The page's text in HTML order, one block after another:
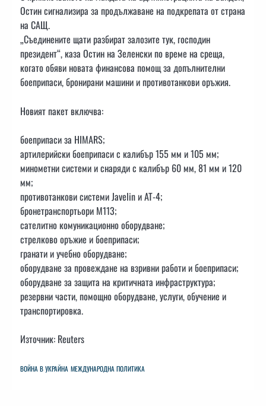
Остин сигнализира за продължаване на подкрепата от страна
на САЩ.
„Съединените щати разбират залозите тук, господин
президент“, каза Остин на Зеленски по време на среща,
когато обяви новата финансова помощ за допълнителни
боеприпаси, бронирани машини и противотанкови оръжия.
Новият пакет включва:
боеприпаси за HIMARS;
артилерийски боеприпаси с калибър 155 мм и 105 мм;
минометни системи и снаряди с калибър 60 мм, 81 мм и 120
мм;
противотанкови системи Javelin и AT-4;
бронетранспортьори M113;
сателитно комуникационно оборудване;
стрелково оръжие и боеприпаси;
гранати и учебно оборудване;
оборудване за провеждане на взривни работи и боеприпаси;
оборудване за защита на критичната инфраструктура;
резервни части, помощно оборудване, услуги, обучение и
транспортировка​.
Източник: Reuters
ВОЙНА В УКРАЙНА МЕЖДУНАРОДНА ПОЛИТИКА